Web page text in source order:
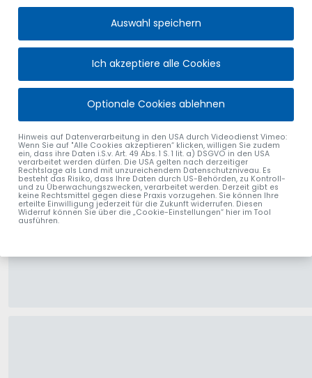
Auswahl speichern
Ich akzeptiere alle Cookies
Optionale Cookies ablehnen
Hinweis auf Datenverarbeitung in den USA durch Videodienst Vimeo:
Wenn Sie auf "Alle Cookies akzeptieren“ klicken, willigen Sie zudem
ein, dass ihre Daten i.S.v. Art. 49 Abs. 1 S. 1 lit. a) DSGVO in den USA
verarbeitet werden dürfen. Die USA gelten nach derzeitiger
Rechtslage als Land mit unzureichendem Datenschutzniveau. Es
besteht das Risiko, dass Ihre Daten durch US-Behörden, zu Kontroll-
und zu Überwachungszwecken, verarbeitet werden. Derzeit gibt es
keine Rechtsmittel gegen diese Praxis vorzugehen. Sie können Ihre
erteilte Einwilligung jederzeit für die Zukunft widerrufen. Diesen
Widerruf können Sie über die „Cookie-Einstellungen“ hier im Tool
ausführen.